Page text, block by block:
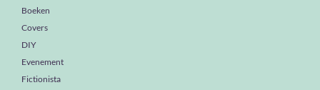
Boeken
Covers
DIY
Evenement
Fictionista